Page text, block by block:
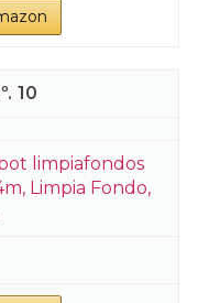
10
limpiafondos
Limpia Fondo,